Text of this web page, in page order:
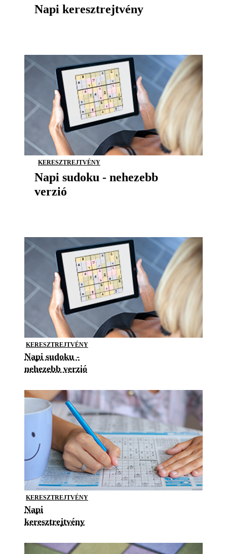
Napi keresztrejtvény
KERESZTREJTVÉNY
Napi sudoku - nehezebb
verzió
KERESZTREJTVÉNY
Napi sudoku -
nehezebb verzió
KERESZTREJTVÉNY
Napi
keresztrejtvény